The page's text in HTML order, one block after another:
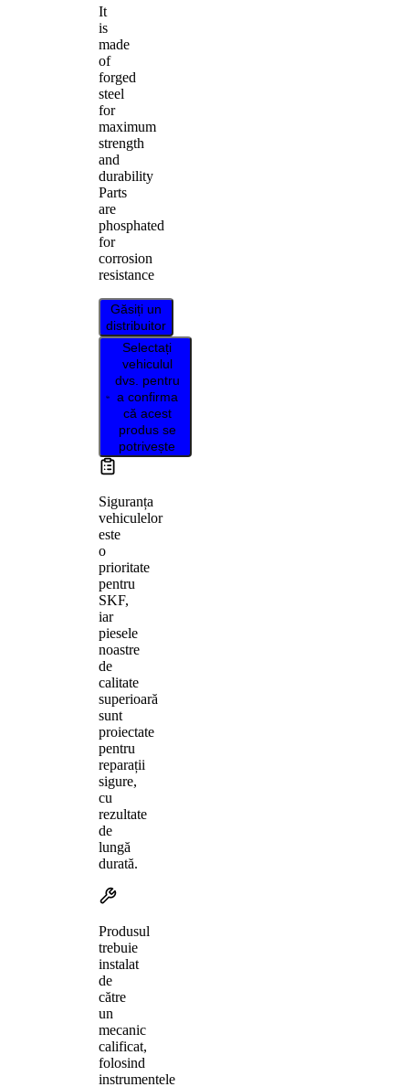
It
is
made
of
forged
steel
for
maximum
strength
and
durability
Parts
are
phosphated
for
corrosion
resistance
Găsiți un
distribuitor
Selectați
vehiculul
dvs. pentru
a confirma
că acest
produs se
potrivește
Siguranța
vehiculelor
este
o
prioritate
pentru
SKF,
iar
piesele
noastre
de
calitate
superioară
sunt
proiectate
pentru
reparații
sigure,
cu
rezultate
de
lungă
durată.
Produsul
trebuie
instalat
de
către
un
mecanic
calificat,
folosind
instrumentele